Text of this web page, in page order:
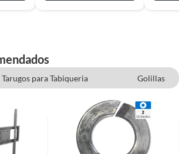
Tarugos para Tabiqueria
Golillas